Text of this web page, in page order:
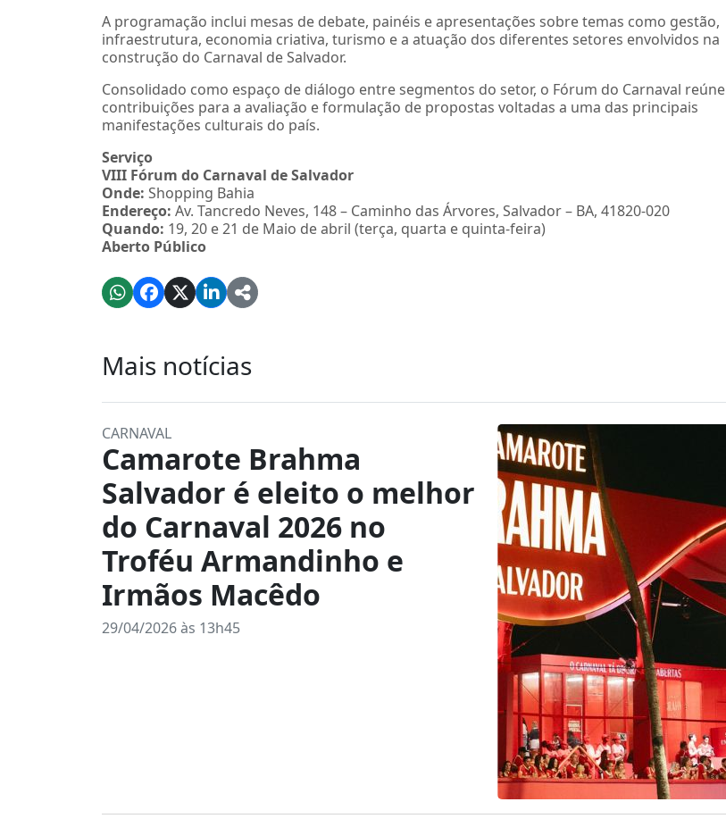
A programação inclui mesas de debate, painéis e apresentações sobre temas como gestão,
infraestrutura, economia criativa, turismo e a atuação dos diferentes setores envolvidos na
construção do Carnaval de Salvador.
Consolidado como espaço de diálogo entre segmentos do setor, o Fórum do Carnaval reúne
contribuições para a avaliação e formulação de propostas voltadas a uma das principais
manifestações culturais do país.
Serviço
VIII Fórum do Carnaval de Salvador
Onde: Shopping Bahia
Endereço: Av. Tancredo Neves, 148 – Caminho das Árvores, Salvador – BA, 41820-020
Quando: 19, 20 e 21 de Maio de abril (terça, quarta e quinta-feira)
Aberto Público
Mais notícias
CARNAVAL
Camarote Brahma
Salvador é eleito o melhor
do Carnaval 2026 no
Troféu Armandinho e
Irmãos Macêdo
29/04/2026 às 13h45